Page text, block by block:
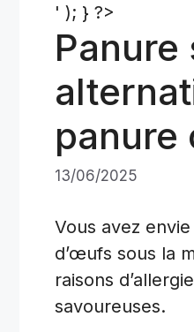
' ); } ?>
panure
13/06/2025
Vous avez
d’œufs sous la
raisons
savoureuses.